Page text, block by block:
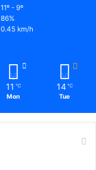
11º - 9º
86%
0.45 km/h
11 ℃
Mon
14 ℃
Tue